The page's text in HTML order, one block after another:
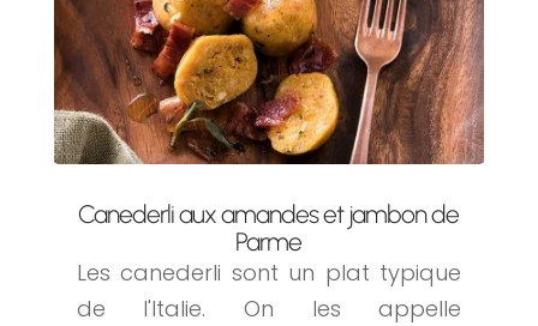
Canederli aux amandes et jambon de
Parme
Les canederli sont un plat typique
de l'Italie. On les appelle